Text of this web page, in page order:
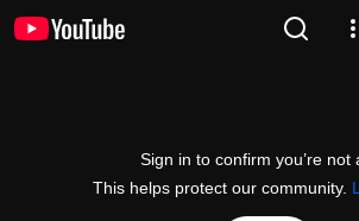
Sign in to confirm you’re not
This helps protect our community.